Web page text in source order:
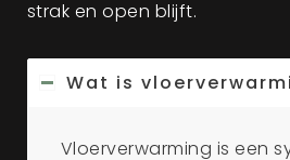
strak en open blijft.
Wat is
Vloerverwarming is een